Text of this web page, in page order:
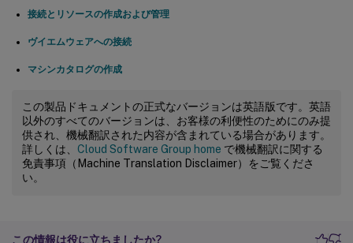
接続とリソースの作成および管理
ヴイエムウェアへの接続
マシンカタログの作成
この製品ドキュメントの正式なバージョンは英語版です。英語
以外のすべてのバージョンは、お客様の利便性のためにのみ提
供され、機械翻訳された内容が含まれている場合があります。
詳しくは、 Cloud Software Group home で機械翻訳に関する
免責事項（Machine Translation Disclaimer）をご覧くださ
い。
この情報は役に立ちましたか?